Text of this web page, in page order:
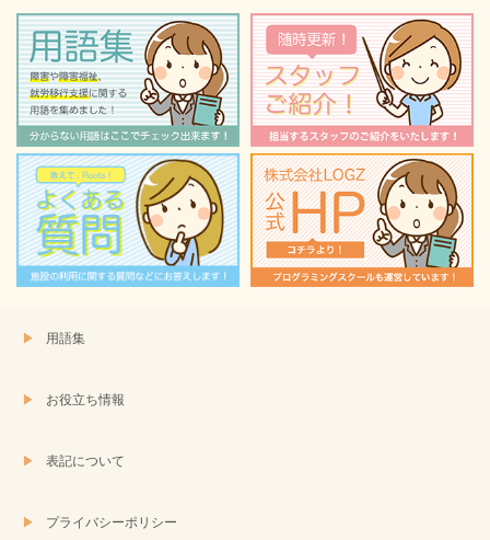
ウ
ィ
ン
ド
ウ
で
開
き
ま
す)
て
く
だ
さ
い
(新
し
い
ウ
ィ
ン
ド
ウ
で
開
き
ま
す)
用語集
お役立ち情報
表記について
プライバシーポリシー